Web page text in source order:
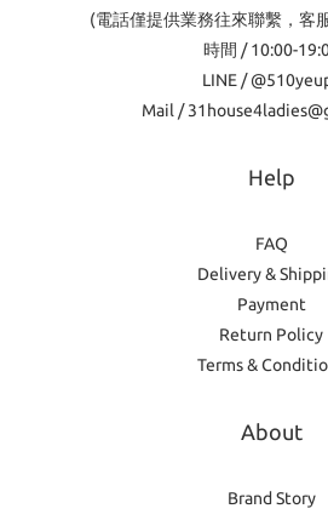
(電話僅提供業務往來聯繫，客
時間 / 10:00-
LINE /
Mail /
Help
FAQ
Delivery &
Payment
Return Policy
Terms &
About
Brand Story